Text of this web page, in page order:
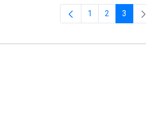
Página
1 Página
2 Página
3